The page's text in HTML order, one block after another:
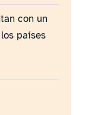
con un
países